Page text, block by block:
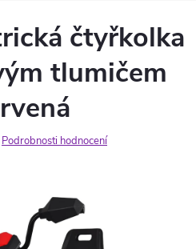
čtyřkolka
tlumičem
Podrobnosti hodnocení